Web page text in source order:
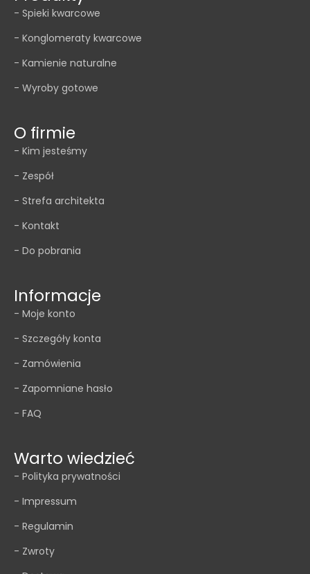
- Spieki kwarcowe
- Konglomeraty kwarcowe
- Kamienie naturalne
- Wyroby gotowe
O firmie
- Kim jesteśmy
- Zespół
- Strefa architekta
- Kontakt
- Do pobrania
Informacje
- Moje konto
- Szczegóły konta
- Zamówienia
- Zapomniane hasło
- FAQ
Warto wiedzieć
- Polityka prywatności
- Impressum
- Regulamin
- Zwroty